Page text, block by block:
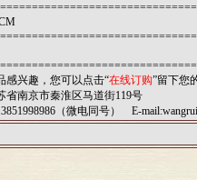
感兴趣，您可以点击“在线订购”留下您
省南京市秦淮区马道街119号
（微电同号） E-mail: